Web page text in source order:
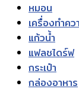
หมอน
เครื่องทำค
แก้วน้ำ
แฟลชไดร์ฟ
กระเป๋า
กล่องอาหาร